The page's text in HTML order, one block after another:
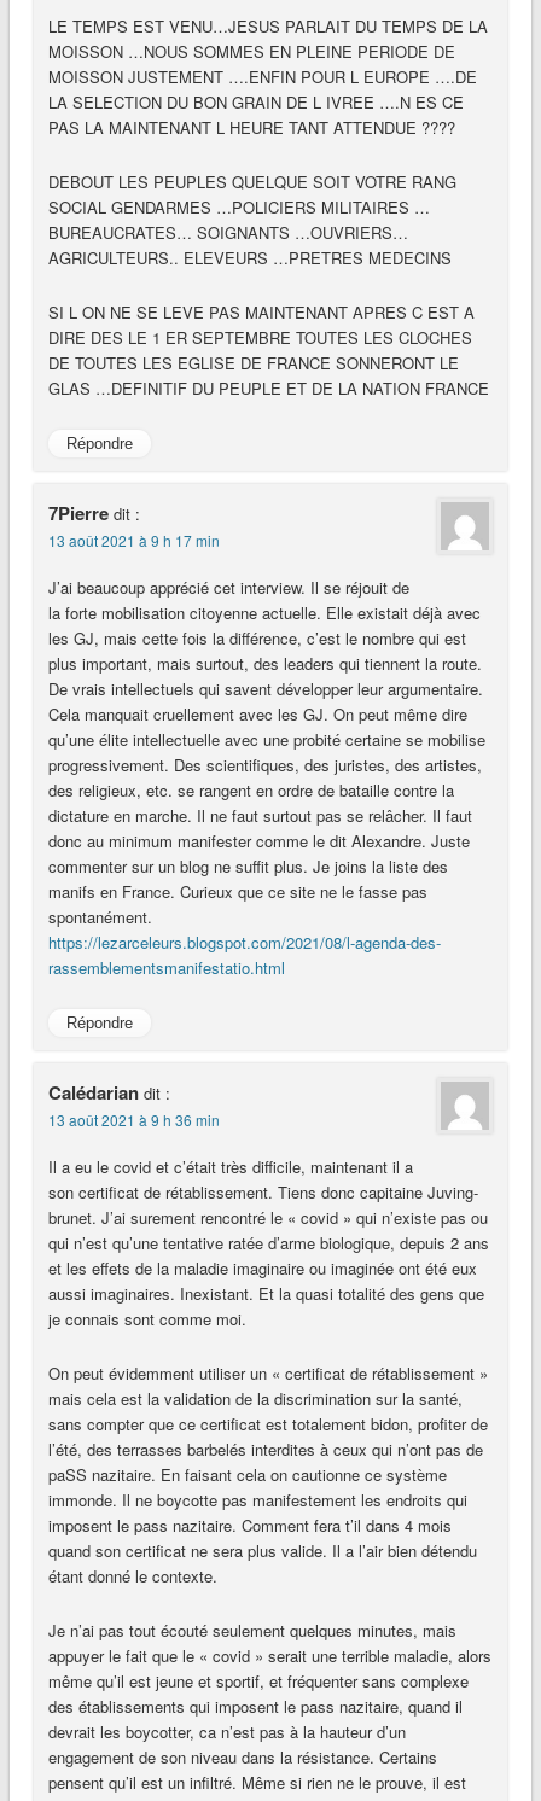
LE TEMPS EST VENU…JESUS PARLAIT DU TEMPS DE LA
MOISSON …NOUS SOMMES EN PLEINE PERIODE DE
MOISSON JUSTEMENT ….ENFIN POUR L EUROPE ….DE
LA SELECTION DU BON GRAIN DE L IVREE ….N ES CE
PAS LA MAINTENANT L HEURE TANT ATTENDUE ????
DEBOUT LES PEUPLES QUELQUE SOIT VOTRE RANG
SOCIAL GENDARMES …POLICIERS MILITAIRES …
BUREAUCRATES… SOIGNANTS …OUVRIERS…
AGRICULTEURS.. ELEVEURS …PRETRES MEDECINS
SI L ON NE SE LEVE PAS MAINTENANT APRES C EST A
DIRE DES LE 1 ER SEPTEMBRE TOUTES LES CLOCHES
DE TOUTES LES EGLISE DE FRANCE SONNERONT LE
GLAS …DEFINITIF DU PEUPLE ET DE LA NATION FRANCE
Répondre
7Pierre dit :
13 août 2021 à 9 h 17 min
J’ai beaucoup apprécié cet interview. Il se réjouit de
la forte mobilisation citoyenne actuelle. Elle existait déjà avec
les GJ, mais cette fois la différence, c’est le nombre qui est
plus important, mais surtout, des leaders qui tiennent la route.
De vrais intellectuels qui savent développer leur argumentaire.
Cela manquait cruellement avec les GJ. On peut même dire
qu’une élite intellectuelle avec une probité certaine se mobilise
progressivement. Des scientifiques, des juristes, des artistes,
des religieux, etc. se rangent en ordre de bataille contre la
dictature en marche. Il ne faut surtout pas se relâcher. Il faut
donc au minimum manifester comme le dit Alexandre. Juste
commenter sur un blog ne suffit plus. Je joins la liste des
manifs en France. Curieux que ce site ne le fasse pas
spontanément.
https://lezarceleurs.blogspot.com/2021/08/l-agenda-des-
rassemblementsmanifestatio.html
Répondre
Calédarian dit :
13 août 2021 à 9 h 36 min
Il a eu le covid et c’était très difficile, maintenant il a
son certificat de rétablissement. Tiens donc capitaine Juving-
brunet. J’ai surement rencontré le « covid » qui n’existe pas ou
qui n’est qu’une tentative ratée d’arme biologique, depuis 2 ans
et les effets de la maladie imaginaire ou imaginée ont été eux
aussi imaginaires. Inexistant. Et la quasi totalité des gens que
je connais sont comme moi.
On peut évidemment utiliser un « certificat de rétablissement »
mais cela est la validation de la discrimination sur la santé,
sans compter que ce certificat est totalement bidon, profiter de
l’été, des terrasses barbelés interdites à ceux qui n’ont pas de
paSS nazitaire. En faisant cela on cautionne ce système
immonde. Il ne boycotte pas manifestement les endroits qui
imposent le pass nazitaire. Comment fera t’il dans 4 mois
quand son certificat ne sera plus valide. Il a l’air bien détendu
étant donné le contexte.
Je n’ai pas tout écouté seulement quelques minutes, mais
appuyer le fait que le « covid » serait une terrible maladie, alors
même qu’il est jeune et sportif, et fréquenter sans complexe
des établissements qui imposent le pass nazitaire, quand il
devrait les boycotter, ca n’est pas à la hauteur d’un
engagement de son niveau dans la résistance. Certains
pensent qu’il est un infiltré. Même si rien ne le prouve, il est